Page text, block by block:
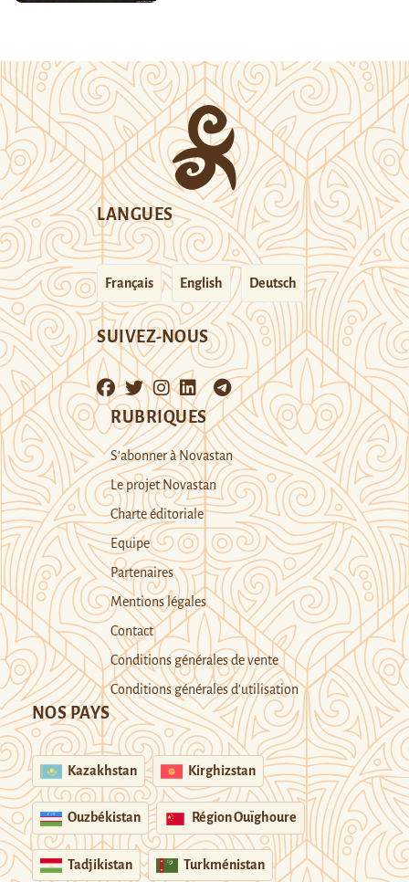
LANGUES
Français English Deutsch
SUIVEZ-NOUS
RUBRIQUES
S’abonner à Novastan
Le projet Novastan
Charte éditoriale
Equipe
Partenaires
Mentions légales
Contact
Conditions générales de vente
Conditions générales d’utilisation
NOS PAYS
Kazakhstan Kirghizstan
Ouzbékistan Région Ouïghoure
Tadjikistan Turkménistan